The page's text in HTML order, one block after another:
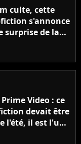
culte, cette
fiction s'annonce
surprise de la
Video : ce
devait être
l'été, il est l'un
de l'année